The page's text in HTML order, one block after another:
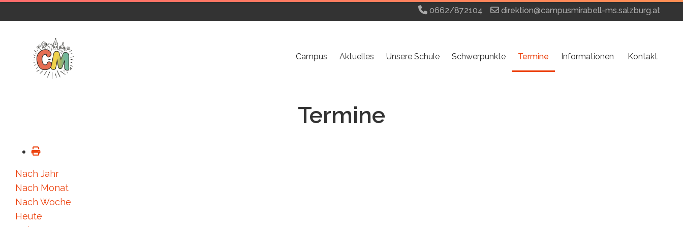
0662/872104 direktion@campusmirabell-ms.salzburg.at
Campus Aktuelles Unsere Schule Schwerpunkte Termine Informationen Kontakt
Termine
Nach Jahr
Nach Monat
Nach Woche
Heute